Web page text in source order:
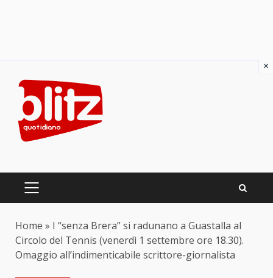
content
PRIMARY
Home » I “senza Brera” si radunano a Guastalla al
Circolo del Tennis (venerdì 1 settembre ore 18.30).
Omaggio all’indimenticabile scrittore-giornalista
×